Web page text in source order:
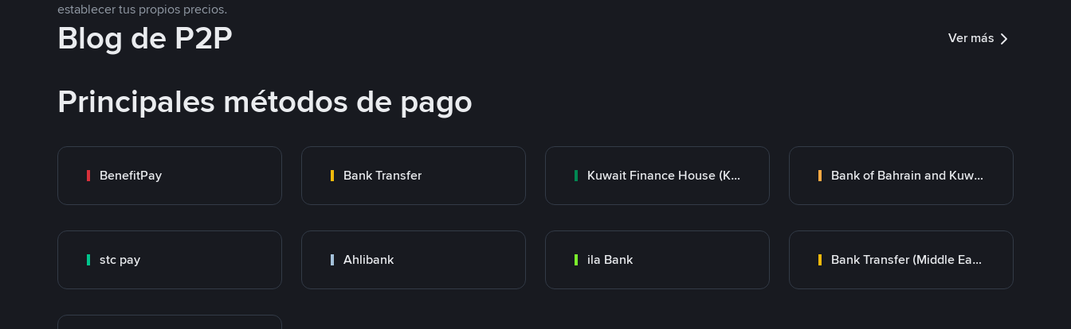
establecer tus propios precios.
Blog de P2P Ver más
Principales métodos de pago
BenefitPay Bank Transfer Kuwait Finance House (KFH) Bank of Bahrain and Kuwait B.S.C.
stc pay Ahlibank ila Bank Bank Transfer (Middle East)